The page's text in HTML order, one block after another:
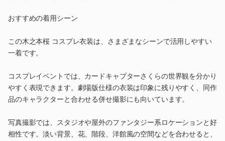
おすすめの着用シーン
この木之本桜 コスプレ衣装は、さまざまなシーンで活用しやすい
一着です。
コスプレイベントでは、カードキャプターさくらの世界観を分かり
やすく表現できます。劇場版仕様の衣装は印象に残りやすく、同作
品のキャラクターと合わせる併せ撮影にも向いています。
写真撮影では、スタジオや屋外のファンタジー系ロケーションと好
相性です。淡い背景、花、階段、洋館風の空間などを合わせると、